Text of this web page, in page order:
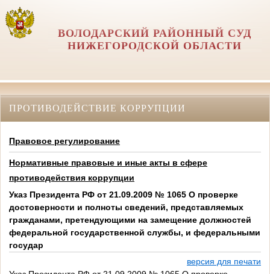
ВОЛОДАРСКИЙ РАЙОННЫЙ СУД
НИЖЕГОРОДСКОЙ ОБЛАСТИ
ПРОТИВОДЕЙСТВИЕ КОРРУПЦИИ
Правовое регулирование
Нормативные правовые и иные акты в сфере
противодействия коррупции
Указ Президента РФ от 21.09.2009 № 1065 О проверке
достоверности и полноты сведений, представляемых
гражданами, претендующими на замещение должностей
федеральной государственной службы, и федеральными
государ
версия для печати